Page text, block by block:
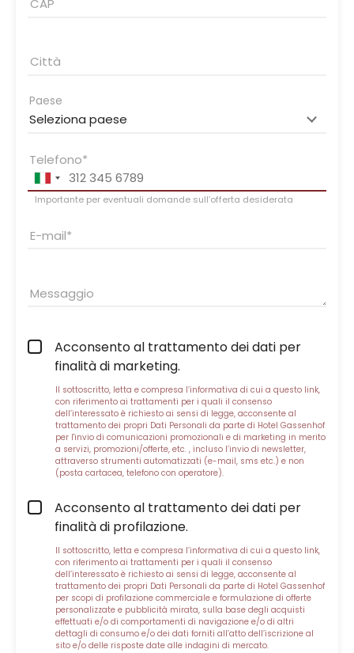
CAP
Città
Paese
Importante per eventuali domande sull’offerta desiderata
Telefono
E-mail
Messaggio
Acconsento al trattamento dei dati per
finalità di marketing.
Il sottoscritto, letta e compresa l’informativa di cui a questo link,
con riferimento ai trattamenti per i quali il consenso
dell’interessato è richiesto ai sensi di legge, acconsente al
trattamento dei propri Dati Personali da parte di Hotel Gassenhof
per l'invio di comunicazioni promozionali e di marketing in merito
a servizi, promozioni/offerte, etc. , incluso l’invio di newsletter,
attraverso strumenti automatizzati (e-mail, sms etc.) e non
(posta cartacea, telefono con operatore).
Acconsento al trattamento dei dati per
finalità di profilazione.
Il sottoscritto, letta e compresa l’informativa di cui a questo link,
con riferimento ai trattamenti per i quali il consenso
dell’interessato è richiesto ai sensi di legge, acconsente al
trattamento dei propri Dati Personali da parte di Hotel Gassenhof
per scopi di profilazione commerciale e formulazione di offerte
personalizzate e pubblicità mirata, sulla base degli acquisti
effettuati e/o di comportamenti di navigazione e/o di altri
dettagli di consumo e/o dei dati forniti all’atto dell’iscrizione al
sito e/o delle risposte date alle indagini di mercato.